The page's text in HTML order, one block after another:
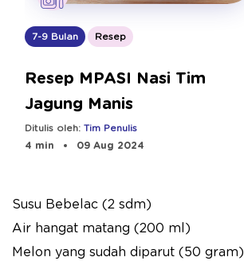
7-9 Bulan Resep
Resep MPASI Nasi Tim
Jagung Manis
Ditulis oleh: Tim Penulis
4 min
09 Aug 2024
Susu Bebelac (2 sdm)
Air hangat matang (200 ml)
Melon yang sudah diparut (50 gram)